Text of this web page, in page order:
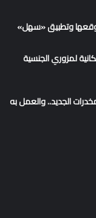
موقعها وتطبيق «سهل»
لمزوري الجنسية
الجديد.. والعمل به